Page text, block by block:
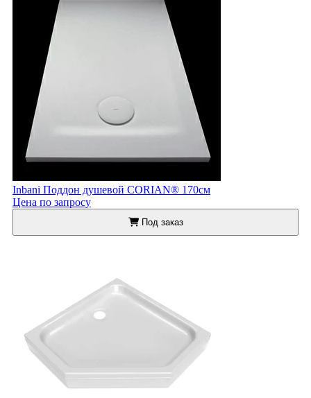
Inbani Поддон душевой CORIAN® 170см
Цена по запросу
Под заказ